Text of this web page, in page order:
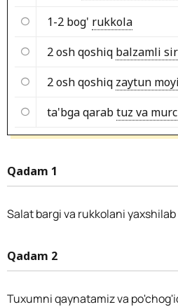
1-2 bog' rukkola
2 osh qoshiq balzamli
2 osh qoshiq zaytun moyi
ta'bga qarabtuz va
Qadam 1
Salat bargi va rukkolani
Qadam 2
Tuxumni qaynatamiz va